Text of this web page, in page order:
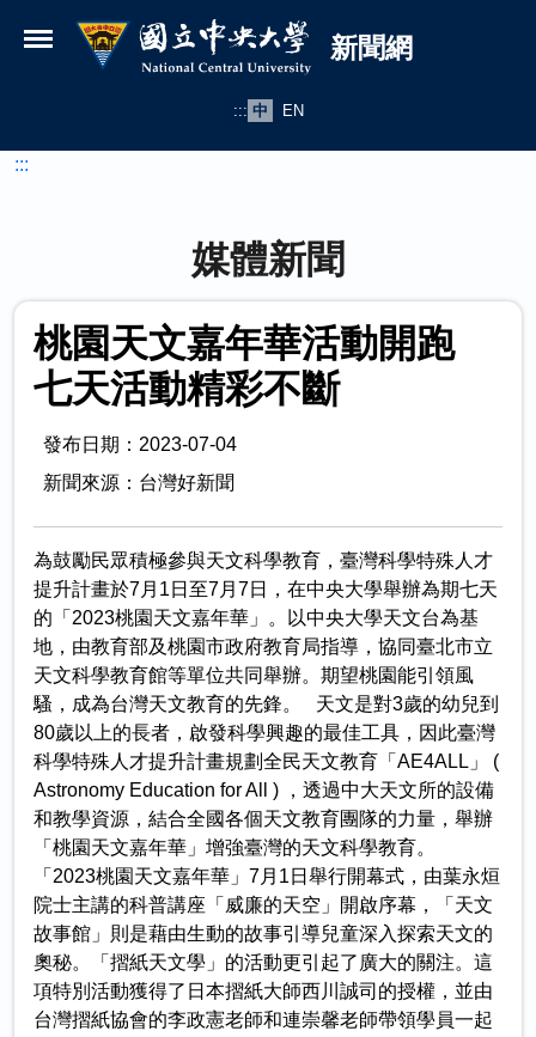
國立中央大學新聞網
新聞網
::: 中 EN
:::
媒體新聞
桃園天文嘉年華活動開跑
七天活動精彩不斷
發布日期：2023-07-04
新聞來源：台灣好新聞
為鼓勵民眾積極參與天文科學教育，臺灣科學特殊人才
提升計畫於7月1日至7月7日，在中央大學舉辦為期七天
的「2023桃園天文嘉年華」。以中央大學天文台為基
地，由教育部及桃園市政府教育局指導，協同臺北市立
天文科學教育館等單位共同舉辦。期望桃園能引領風
騷，成為台灣天文教育的先鋒。 天文是對3歲的幼兒到
80歲以上的長者，啟發科學興趣的最佳工具，因此臺灣
科學特殊人才提升計畫規劃全民天文教育「AE4ALL」 (
Astronomy Education for All ) ，透過中大天文所的設備
和教學資源，結合全國各個天文教育團隊的力量，舉辦
「桃園天文嘉年華」增強臺灣的天文科學教育。
「2023桃園天文嘉年華」7月1日舉行開幕式，由葉永烜
院士主講的科普講座「威廉的天空」開啟序幕，「天文
故事館」則是藉由生動的故事引導兒童深入探索天文的
奧秘。「摺紙天文學」的活動更引起了廣大的關注。這
項特別活動獲得了日本摺紙大師西川誠司的授權，並由
台灣摺紙協會的李政憲老師和連崇馨老師帶領學員一起